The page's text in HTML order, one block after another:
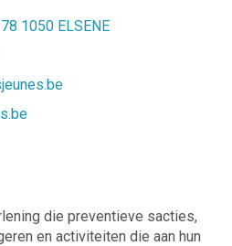
1050 ELSENE
die preventieve sacties,
en activiteiten die aan hun